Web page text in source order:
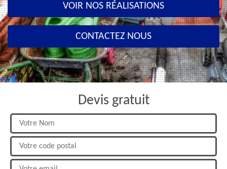
VOIR NOS RÉALISATIONS
CONTACTEZ NOUS
Devis gratuit